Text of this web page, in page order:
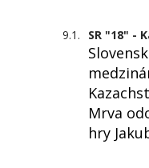
9.1. SR "18" -
Mrva
hry